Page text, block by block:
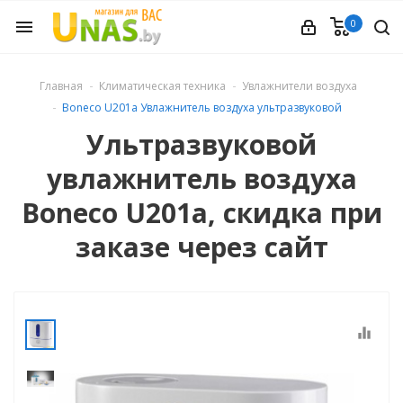
menu 0
Главная Климатическая техника
Увлажнители воздуха
Boneco U201a Увлажнитель воздуха ультразвуковой
Ультразвуковой
увлажнитель воздуха
Boneco U201a, скидка при
заказе через сайт
equalizer